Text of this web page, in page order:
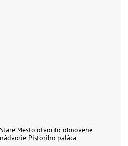
Staré Mesto otvorilo obnovené
nádvorie Pistoriho paláca